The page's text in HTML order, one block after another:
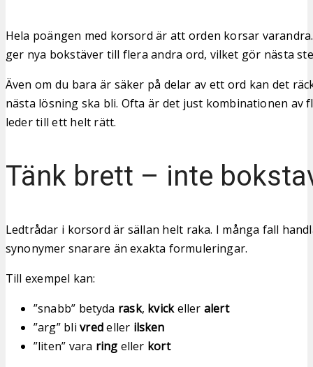
Hela poängen med korsord är att orden korsar
ger nya bokstäver till flera andra ord, vilket gör nästa
Även om du bara är säker på delar av ett ord kan det
nästa lösning ska bli. Ofta är det just kombinationen av
leder till ett helt rätt.
Tänk brett – inte
Ledtrådar i korsord är sällan helt raka. I många fall
synonymer snarare än exakta formuleringar.
Till exempel kan:
”snabb” betyda rask, kvickeller alert
”arg” blivredeller ilsken
”liten” vara ring eller kort